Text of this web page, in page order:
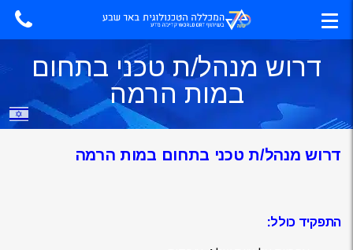
דרוש מנהל/ת טכני בתחום
במות הרמה
דרוש מנהל/ת טכני בתחום במות הרמה
התפקיד כולל: